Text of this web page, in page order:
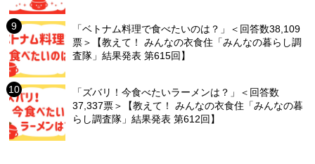
「ベトナム料理で食べたいのは？」＜回答数38,109
票＞【教えて！ みんなの衣食住「みんなの暮らし調
査隊」結果発表 第615回】
「ズバリ！今食べたいラーメンは？」＜回答数
37,337票＞【教えて！ みんなの衣食住「みんなの暮
らし調査隊」結果発表 第612回】